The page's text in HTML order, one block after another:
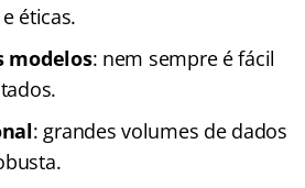
éticas.
modelos: nem sempre é fácil
: grandes volumes de dados